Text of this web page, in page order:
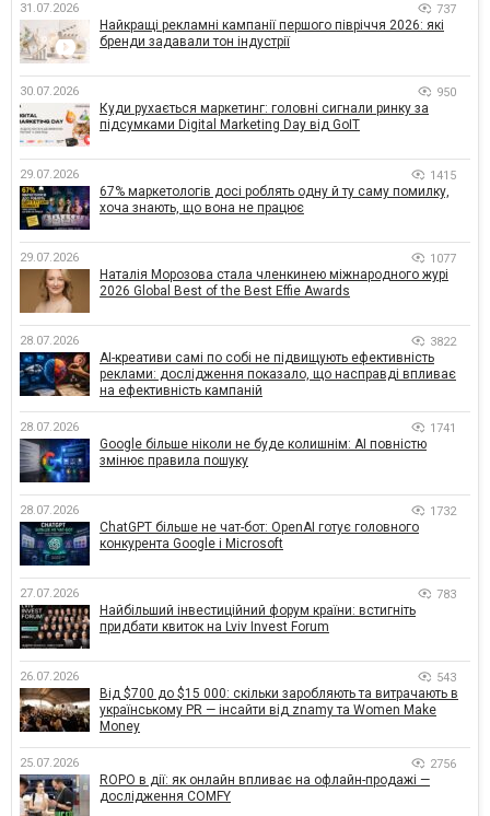
31.07.2026 737
Найкращі рекламні кампанії першого півріччя 2026: які
бренди задавали тон індустрії
30.07.2026 950
Куди рухається маркетинг: головні сигнали ринку за
підсумками Digital Marketing Day від GoIT
29.07.2026 1415
67% маркетологів досі роблять одну й ту саму помилку,
хоча знають, що вона не працює
29.07.2026 1077
Наталія Морозова стала членкинею міжнародного журі
2026 Global Best of the Best Effie Awards
28.07.2026 3822
AI-креативи самі по собі не підвищують ефективність
реклами: дослідження показало, що насправді впливає
на ефективність кампаній
28.07.2026 1741
Google більше ніколи не буде колишнім: AI повністю
змінює правила пошуку
28.07.2026 1732
ChatGPT більше не чат-бот: OpenAI готує головного
конкурента Google і Microsoft
27.07.2026 783
Найбільший інвестиційний форум країни: встигніть
придбати квиток на Lviv Invest Forum
26.07.2026 543
Від $700 до $15 000: скільки заробляють та витрачають в
українському PR — інсайти від znamy та Women Make
Money
25.07.2026 2756
ROPO в дії: як онлайн впливає на офлайн-продажі —
дослідження COMFY